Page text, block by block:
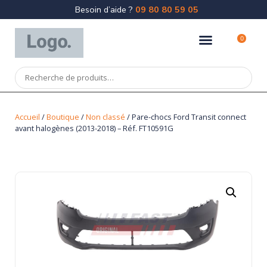
Besoin d’aide ? 09 80 80 59 05
0
Accueil /Boutique /Non classé / Pare-chocs Ford Transit connect
avant halogènes (2013-2018) – Réf. FT10591G